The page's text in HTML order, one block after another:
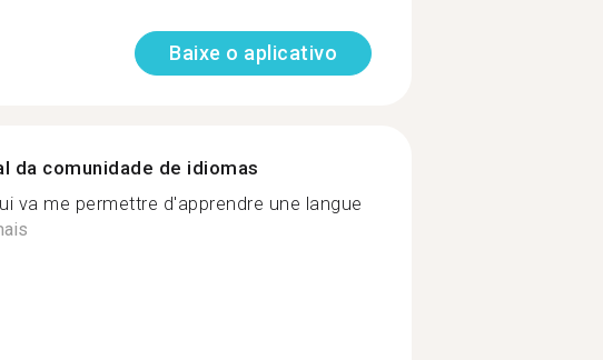
Baixe o aplicativo
da comunidade de idiomas
va me permettre d'apprendre une langue